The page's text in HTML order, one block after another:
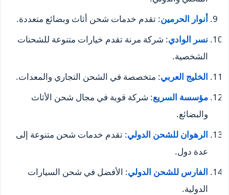
أنوار الحرمين: تقدم خدمات شحن أثاث وبضائع متعددة.
نسر الوادي: شركة مرنة تقدم خيارات متنوعة للشحنات
الشخصية.
الخليج العربي: متخصصة في الشحن التجاري والمعدات.
مؤسسة السريع: شركة قوية في مجال شحن الأثاث
والبضائع.
الرهوان للشحن الدولي: تقدم خدمات شحن متنوعة إلى
عدة دول.
الفارس للشحن الدولي: الأفضل في شحن السيارات
الدولية.